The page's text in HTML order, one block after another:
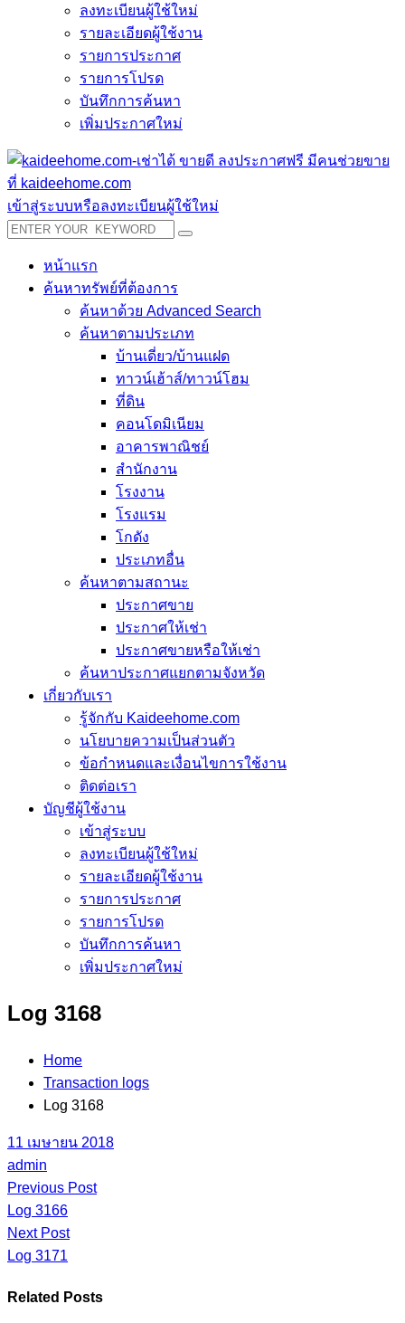
ลงทะเบียนผู้ใช้ใหม่
รายละเอียดผู้ใช้งาน
รายการประกาศ
รายการโปรด
บันทึกการค้นหา
เพิ่มประกาศใหม่
เข้าสู่ระบบหรือลงทะเบียนผู้ใช้ใหม่
หน้าแรก
ค้นหาทรัพย์ที่ต้องการ
ค้นหาด้วย Advanced Search
ค้นหาตามประเภท
บ้านเดี่ยว/บ้านแฝด
ทาวน์เฮ้าส์/ทาวน์โฮม
ที่ดิน
คอนโดมิเนียม
อาคารพาณิชย์
สำนักงาน
โรงงาน
โรงแรม
โกดัง
ประเภทอื่น
ค้นหาตามสถานะ
ประกาศขาย
ประกาศให้เช่า
ประกาศขายหรือให้เช่า
ค้นหาประกาศแยกตามจังหวัด
เกี่ยวกับเรา
รู้จักกับ Kaideehome.com
นโยบายความเป็นส่วนตัว
ข้อกำหนดและเงื่อนไขการใช้งาน
ติดต่อเรา
บัญชีผู้ใช้งาน
เข้าสู่ระบบ
ลงทะเบียนผู้ใช้ใหม่
รายละเอียดผู้ใช้งาน
รายการประกาศ
รายการโปรด
บันทึกการค้นหา
เพิ่มประกาศใหม่
Log 3168
Home
Transaction logs
Log 3168
11 เมษายน 2018
admin
Previous Post
Log 3166
Next Post
Log 3171
Related Posts